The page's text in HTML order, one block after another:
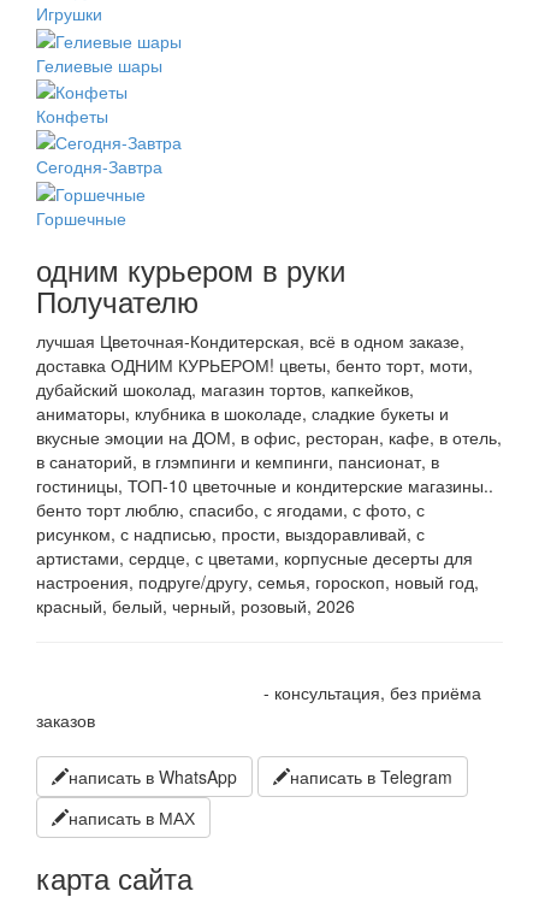
Игрушки
Гелиевые шары
Конфеты
Сегодня-Завтра
Горшечные
одним курьером в руки
Получателю
лучшая Цветочная-Кондитерская, всё в одном заказе,
доставка ОДНИМ КУРЬЕРОМ! цветы, бенто торт, моти,
дубайский шоколад, магазин тортов, капкейков,
аниматоры, клубника в шоколаде, сладкие букеты и
вкусные эмоции на ДОМ, в офис, ресторан, кафе, в отель,
в санаторий, в глэмпинги и кемпинги, пансионат, в
гостиницы, ТОП-10 цветочные и кондитерские магазины..
бенто торт люблю, спасибо, с ягодами, с фото, с
рисунком, с надписью, прости, выздоравливай, с
артистами, сердце, с цветами, корпусные десерты для
настроения, подруге/другу, семья, гороскоп, новый год,
красный, белый, черный, розовый, 2026
- консультация, без приёма
заказов
написать в WhatsApp
написать в Telegram
написать в МАХ
карта сайта